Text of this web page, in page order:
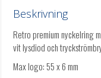
Beskrivning
Retro premium nyckelring
vit lysdiod och
Max logo: 55 x 6 mm